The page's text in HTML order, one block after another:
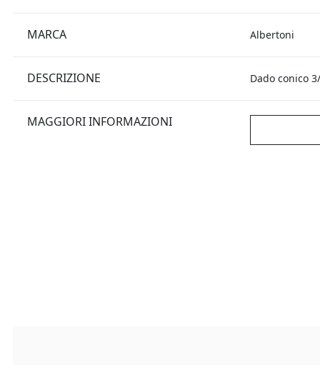
MARCA Albertoni
DESCRIZIONE Dado conico
MAGGIORI INFORMAZIONI